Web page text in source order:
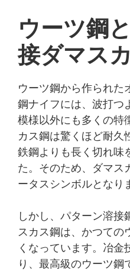
ウーツ鋼
接ダマス
ウーツ鋼から作られた
鋼ナイフには、波打つ
模様以外にも多くの特
カス鋼は驚くほど耐久
鉄鋼よりも長く切れ味
た。そのため、ダマス
ータスシンボルとなり
しかし、パターン溶
スカス鋼は、かつての
くなっています。冶金
り、最高級のウーツ鋼